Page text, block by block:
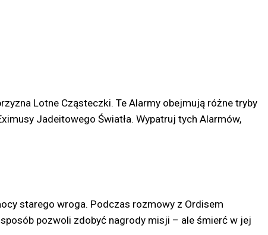
Lotne Cząsteczki. Te Alarmy obejmują różne tryby
Jadeitowego Światła. Wypatruj tych Alarmów,
starego wroga. Podczas rozmowy z Ordisem
pozwoli zdobyć nagrody misji – ale śmierć w jej